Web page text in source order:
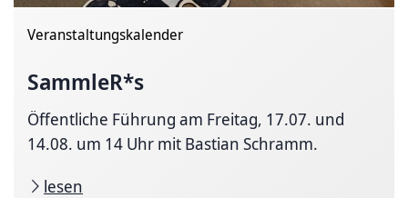
Veranstaltungskalender
SammleR*s
Öffentliche Führung am Freitag, 17.07. und
14.08. um 14 Uhr mit Bastian Schramm.
lesen